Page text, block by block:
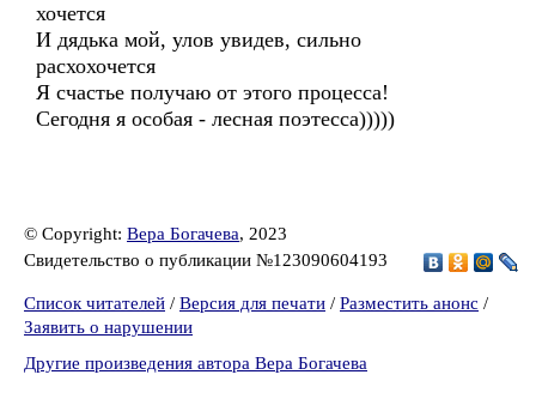
хочется
И дядька мой, улов увидев, сильно
расхохочется
Я счастье получаю от этого процесса!
Сегодня я особая - лесная поэтесса)))))
© Copyright: Вера Богачева, 2023
Свидетельство о публикации №123090604193
Список читателей / Версия для печати / Разместить анонс /
Заявить о нарушении
Другие произведения автора Вера Богачева